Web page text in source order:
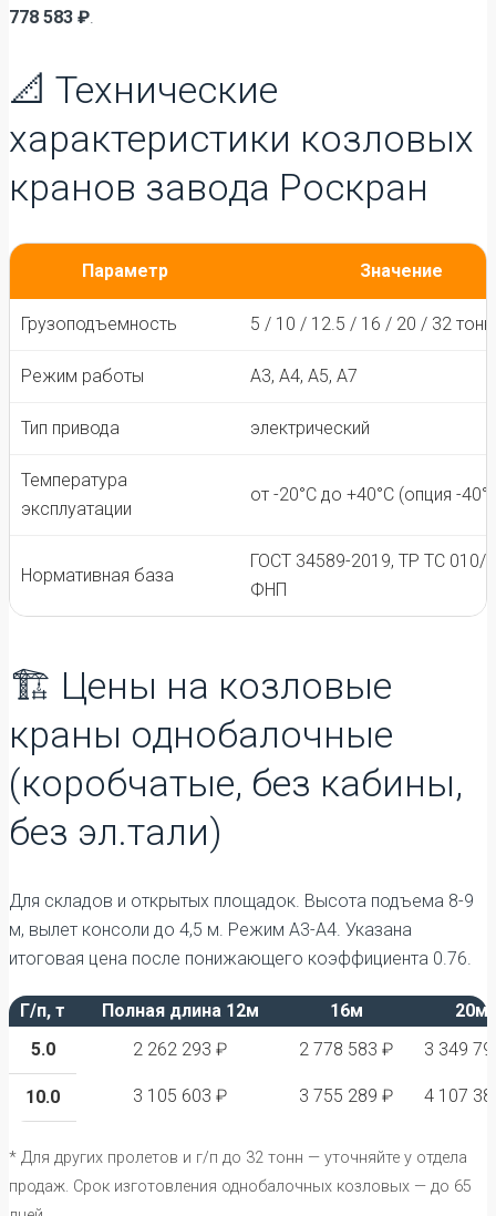
778 583 ₽
📐 Технические
характеристики козловых
кранов завода Роскран
Параметр Значение
Грузоподъемность 5 / 10 / 12.5 / 16 / 20 / 32
Режим работы А3, А4, А5, А7
Тип привода электрический
Температура
эксплуатации
от -20°C до +40°C (опция -
Нормативная база
ГОСТ 34589-2019, ТР ТС 010/
ФНП
🏗️ Цены на козловые
краны однобалочные
(коробчатые, без кабины,
без эл.тали)
Для складов и открытых площадок. Высота подъема 8-9
м, вылет консоли до 4,5 м. Режим А3-А4. Указана
итоговая цена после понижающего коэффициента 0.76.
Г/п, т Полная длина 12м 16м
20м
5.0
2 262 293 ₽ 2 778 583 ₽ 3 349
10.0 3 105 603 ₽ 3 755 289 ₽ 4 107
* Для других пролетов и г/п до 32 тонн — уточняйте у отдела
продаж. Срок изготовления однобалочных козловых — до 65